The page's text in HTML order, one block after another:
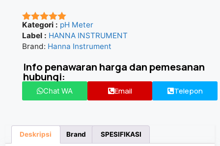
★★★★★
Kategori : pH Meter
Label : HANNA INSTRUMENT
Brand: Hanna Instrument
Info penawaran harga dan pemesanan
hubungi:
Chat WA Email Telepon
Deskripsi Brand SPESIFIKASI